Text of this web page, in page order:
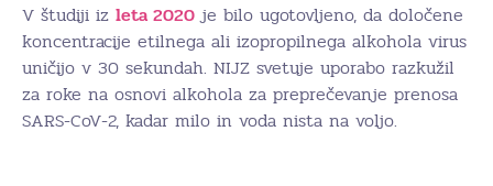
V študiji iz leta 2020je bilo ugotovljeno, da določene
koncentracije etilnega ali izopropilnega alkohola virus
uničijo v 30 sekundah. NIJZ svetuje uporabo razkužil
za roke na osnovi alkohola za preprečevanje prenosa
SARS-CoV-2, kadar milo in voda nista na voljo.